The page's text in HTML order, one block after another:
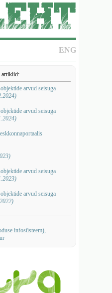
ENG
artiklid:
arvud seisuga
arvud seisuga
arvud seisuga
arvud seisuga
infosüsteem),